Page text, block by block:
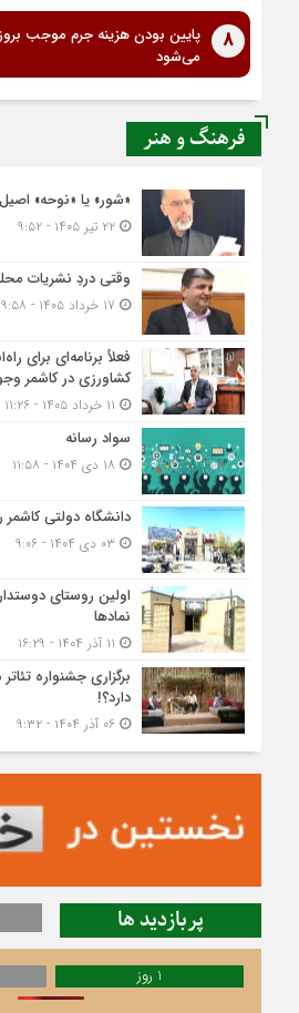
8
پایین بودن هزینه جرم موجب
می‌شود
فرهنگ و هنر
«شور» یا «نوحه»
۲۲ تیر ۱۴۰۵ - ۹:۵۲
وقتی دردِ نشریات
فعلاً برنامه‌ای برای
کشاورزی در کاشمر
سواد رسانه
دانشگاه دولتی کاشمر‌
اولین روستای
نمادها
برگزاری جشنواره
دارد؟!
۰۶ آذر ۱۴۰۴ - ۹:۳۲
پربازدید ها
1 روز